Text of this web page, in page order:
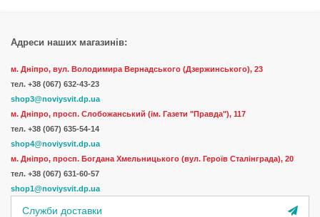
Адреси наших магазинів:
м. Дніпро, вул. Володимира Вернадського (Дзержинського), 23
тел. +38 (067) 632-43-23
shop3@noviysvit.dp.ua
м. Дніпро, просп. Слобожанський (ім. Газети "Правда"), 117
тел. +38 (067) 635-54-14
shop4@noviysvit.dp.ua
м. Дніпро, просп. Богдана Хмельницького (вул. Героїв Сталінграда), 20
тел. +38 (067) 631-60-57
shop1@noviysvit.dp.ua
Служби доставки